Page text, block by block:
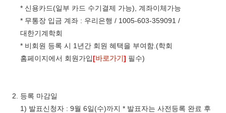
* 신용카드(일부 카드 수기결제 가능), 계좌이체가능
* 무통장 입금 계좌 : 우리은행 / 1005-603-359091 /
대한기계학회
* 비회원 등록 시 1년간 회원 혜택을 부여함.(학회
홈페이지에서 회원가입[바로가기 ] 필수)
등록 마감일
1) 발표신청자 : 9월 6일(수)까지 * 발표자는 사전등록 완료 후